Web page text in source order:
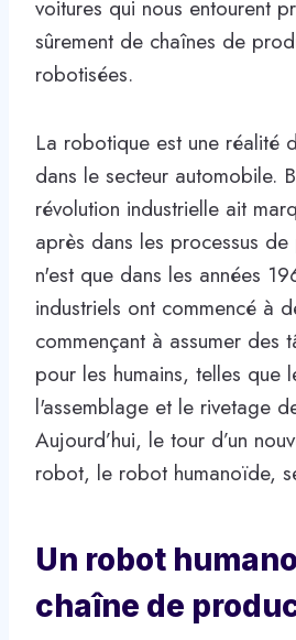
voitures qui nous entourent
sûrement de chaînes de
robotisées.
La robotique est une réalité
dans le secteur automobile.
révolution industrielle ait
après dans les processus
n'est que dans les années
industriels ont commencé à
commençant à assumer des
pour les humains, telles que
l'assemblage et le rivetage
Aujourd’hui, le tour d’un
robot, le robot humanoïde,
Un robot
chaîne de